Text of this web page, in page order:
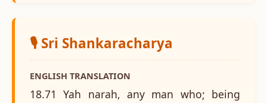
🎙️ Sri Shankaracharya
ENGLISH TRANSLATION
18.71 Yah narah, any man who; being